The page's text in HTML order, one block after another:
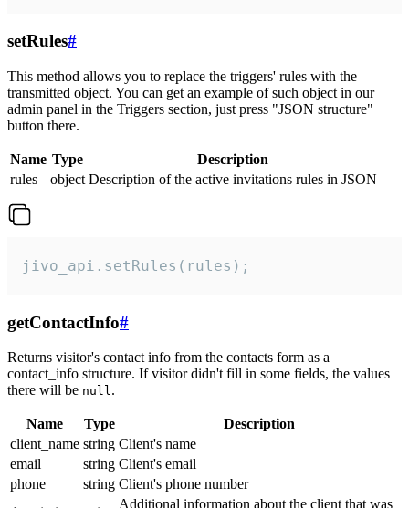
setRules#
This method allows you to replace the triggers' rules with the
transmitted object. You can get an example of such object in our
admin panel in the Triggers section, just press "JSON structure"
button there.
Name Type
Description
rules
object Description of the active invitations rules in JSON
jivo_api.setRules(rules);
getContactInfo#
Returns visitor's contact info from the contacts form as a
contact_info structure. If visitor didn't fill in some fields, the values
there will be null.
Name Type
Description
client_name string Client's name
email
string Client's email
phone
string Client's phone number
Additional information about the client that was